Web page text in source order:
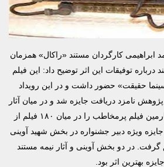
ابراهیمی کارگردان مستند «راکال» همزمان
درباره توفیقات این اثر توضیح داد: این فیلم
حقیقت» حضور داشت و در این رویداد
نامزد دریافت جایزه شد و در میان آثار
حاضر در جشنواره رتبه چهارمین فیلم پرمخاطب را در میان ۱۸۰ فیلم از
ویژه دبیر جشنواره در بخش شهید آوینی
در دو بخش آوینی و آثار نیمه مستند
بهترین اثر بود.